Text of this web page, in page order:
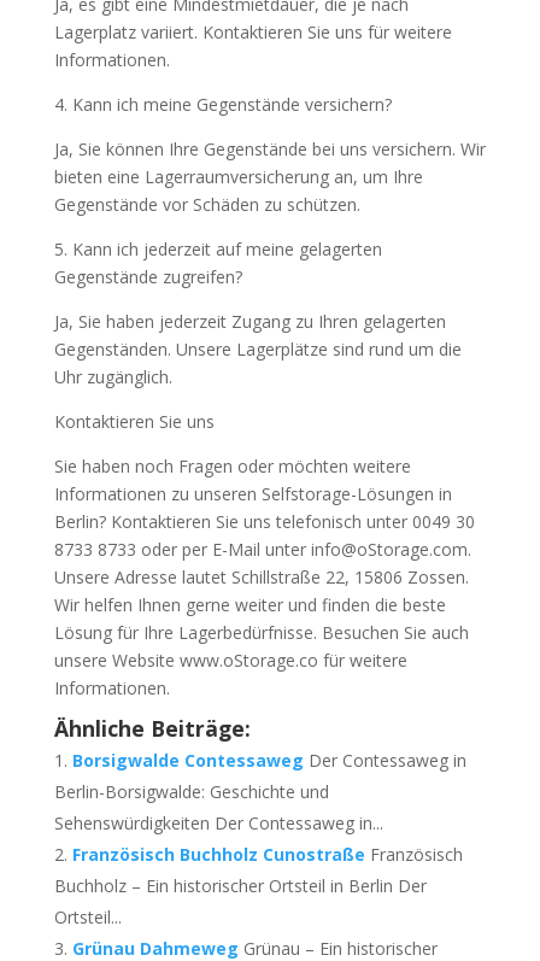
Lagerplatz variiert. Kontaktieren Sie uns für weitere
Informationen.
4. Kann ich meine Gegenstände versichern?
Ja, Sie können Ihre Gegenstände bei uns versichern. Wir
bieten eine Lagerraumversicherung an, um Ihre
Gegenstände vor Schäden zu schützen.
5. Kann ich jederzeit auf meine gelagerten
Gegenstände zugreifen?
Ja, Sie haben jederzeit Zugang zu Ihren gelagerten
Gegenständen. Unsere Lagerplätze sind rund um die
Uhr zugänglich.
Kontaktieren Sie uns
Sie haben noch Fragen oder möchten weitere
Informationen zu unseren Selfstorage-Lösungen in
Berlin? Kontaktieren Sie uns telefonisch unter 0049 30
8733 8733 oder per E-Mail unter info@oStorage.com.
Unsere Adresse lautet Schillstraße 22, 15806 Zossen.
Wir helfen Ihnen gerne weiter und finden die beste
Lösung für Ihre Lagerbedürfnisse. Besuchen Sie auch
unsere Website www.oStorage.co für weitere
Informationen.
Ähnliche Beiträge:
Borsigwalde Contessaweg Der Contessaweg in
Berlin-Borsigwalde: Geschichte und
Sehenswürdigkeiten Der Contessaweg in...
Französisch Buchholz Cunostraße Französisch
Buchholz – Ein historischer Ortsteil in Berlin Der
Ortsteil...
Grünau Dahmeweg Grünau – Ein historischer